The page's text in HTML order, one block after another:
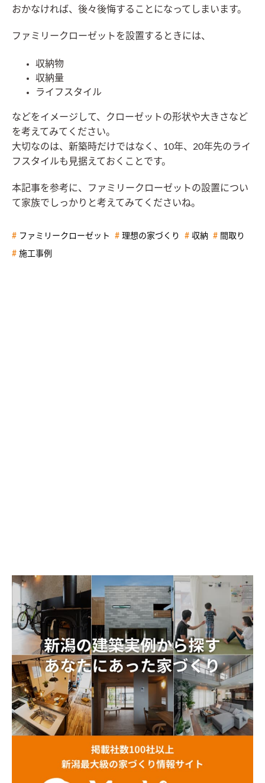
おかなければ、後々後悔することになってしまいます。
ファミリークローゼットを設置するときには、
収納物
収納量
ライフスタイル
などをイメージして、クローゼットの形状や大きさなど
を考えてみてください。
大切なのは、新築時だけではなく、10年、20年先のライ
フスタイルも見据えておくことです。
本記事を参考に、ファミリークローゼットの設置につい
て家族でしっかりと考えてみてくださいね。
ファミリークローゼット 理想の家づくり 収納 間取り
施工事例